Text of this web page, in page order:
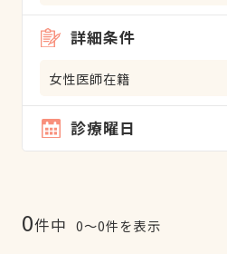
詳細条件
女性医師在籍
診療曜日
0件中 0〜0件を表示